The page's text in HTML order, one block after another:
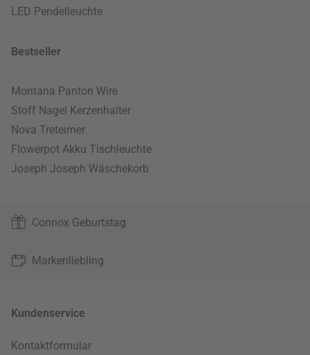
LED Pendelleuchte
Bestseller
Montana Panton Wire
Stoff Nagel Kerzenhalter
Nova Treteimer
Flowerpot Akku Tischleuchte
Joseph Joseph Wäschekorb
Connox Geburtstag
Markenliebling
Kundenservice
Kontaktformular